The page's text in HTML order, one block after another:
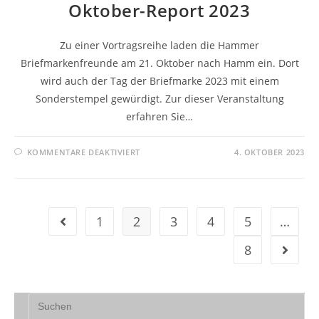
Oktober-Report 2023
Zu einer Vortragsreihe laden die Hammer
Briefmarkenfreunde am 21. Oktober nach Hamm ein. Dort
wird auch der Tag der Briefmarke 2023 mit einem
Sonderstempel gewürdigt. Zur dieser Veranstaltung
erfahren Sie…
KOMMENTARE DEAKTIVIERT 4. OKTOBER 2023
1 2 3 4 5
…
8